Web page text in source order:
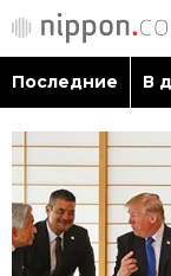
Последние
Последние В